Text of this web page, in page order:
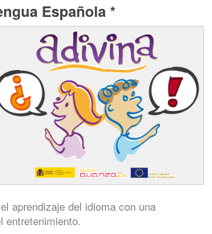
Española *
aprendizaje del idioma con una
entretenimiento.